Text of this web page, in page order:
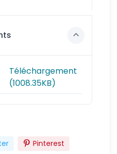
Téléchargement
(1008.35KB)
Pinterest